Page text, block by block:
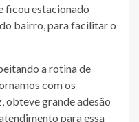
ficou estacionado
bairro, para facilitar o
a rotina de
com os
obteve grande adesão
para essa